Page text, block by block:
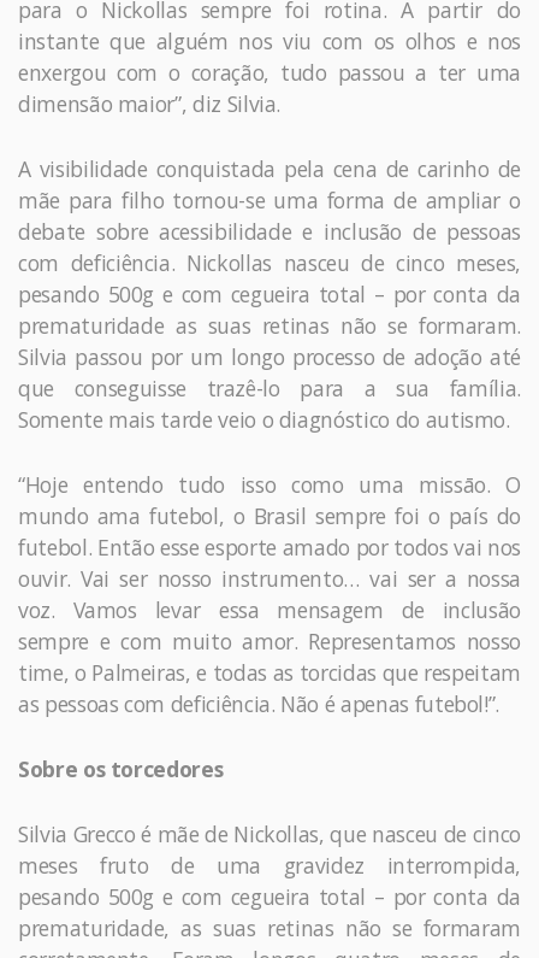
para o Nickollas sempre foi rotina. A partir do
instante que alguém nos viu com os olhos e nos
enxergou com o coração, tudo passou a ter uma
dimensão maior”, diz Silvia.
A visibilidade conquistada pela cena de carinho de
mãe para filho tornou-se uma forma de ampliar o
debate sobre acessibilidade e inclusão de pessoas
com deficiência. Nickollas nasceu de cinco meses,
pesando 500g e com cegueira total – por conta da
prematuridade as suas retinas não se formaram.
Silvia passou por um longo processo de adoção até
que conseguisse trazê-lo para a sua família.
Somente mais tarde veio o diagnóstico do autismo.
“Hoje entendo tudo isso como uma missāo. O
mundo ama futebol, o Brasil sempre foi o país do
futebol. Então esse esporte amado por todos vai nos
ouvir. Vai ser nosso instrumento… vai ser a nossa
voz. Vamos levar essa mensagem de inclusão
sempre e com muito amor. Representamos nosso
time, o Palmeiras, e todas as torcidas que respeitam
as pessoas com deficiência. Não é apenas futebol!”.
Sobre os torcedores
Silvia Grecco é mãe de Nickollas, que nasceu de cinco
meses fruto de uma gravidez interrompida,
pesando 500g e com cegueira total – por conta da
prematuridade, as suas retinas não se formaram